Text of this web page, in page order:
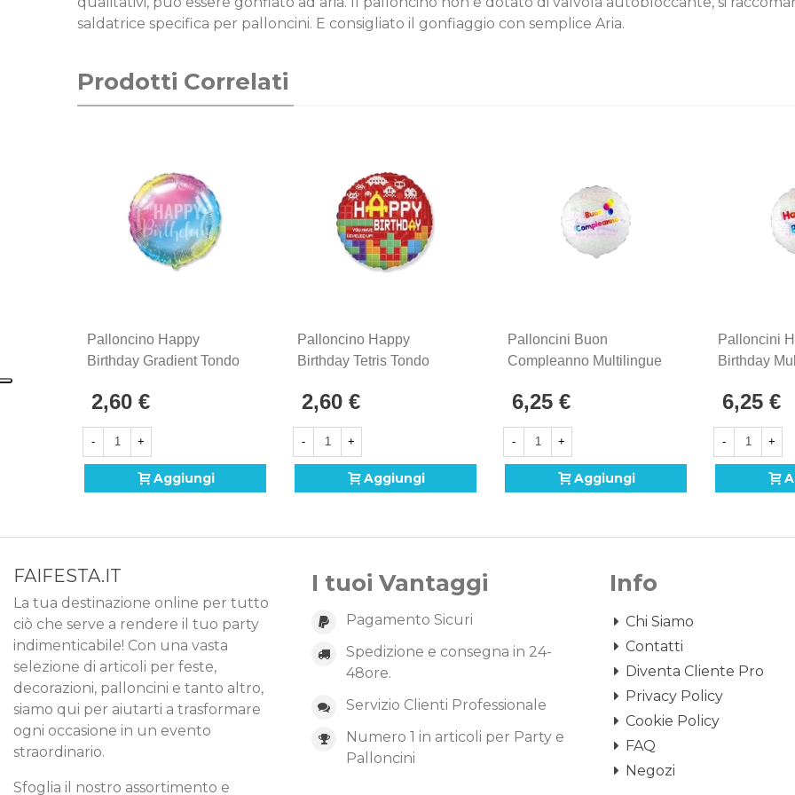
saldatrice specifica per palloncini. E consigliato il gonfiaggio con semplice Aria.
Prodotti Correlati
Palloncino Happy
Birthday Gradient Tondo
(45cm) In Mylar, 1pz.
2,60 €
- +
Aggiungi
Palloncino Happy
Birthday Tetris Tondo
(45cm) In Mylar, 1pz.
2,60 €
- +
Aggiungi
Palloncini Buon
Compleanno Multilingue
(22cm) In Mylar, 5pz.
6,25 €
- +
Aggiungi
Palloncini
Birthday
(22cm) In
6,25 €
- +
FAIFESTA.IT
La tua destinazione online per tutto
ciò che serve a rendere il tuo party
indimenticabile! Con una vasta
selezione di articoli per feste,
decorazioni, palloncini e tanto altro,
siamo qui per aiutarti a trasformare
ogni occasione in un evento
straordinario.
Sfoglia il nostro assortimento e
I tuoi Vantaggi
Pagamento Sicuri
Spedizione e consegna in 24-
48ore.
Servizio Clienti Professionale
Numero 1 in articoli per Party e
Palloncini
Info
Chi Siamo
Contatti
Diventa Cliente Pro
Privacy Policy
Cookie Policy
FAQ
Negozi